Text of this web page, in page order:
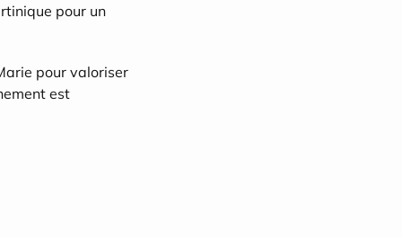
pour un
pour valoriser
est